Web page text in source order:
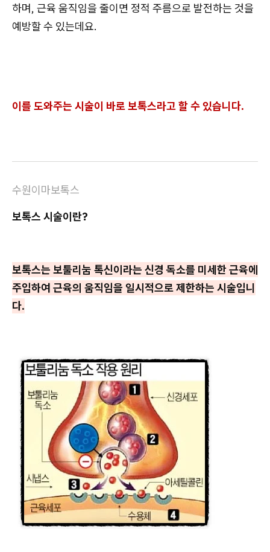
하며, 근육 움직임을 줄이면 정적 주름으로 발전하는 것을
예방할 수 있는데요.
이를 도와주는 시술이 바로 보톡스라고 할 수 있습니다.
수원이마보톡스
보톡스 시술이란?
보톡스는 보툴리눔 톡신이라는 신경 독소를 미세한 근육에
주입하여 근육의 움직임을 일시적으로 제한하는 시술입니
다.